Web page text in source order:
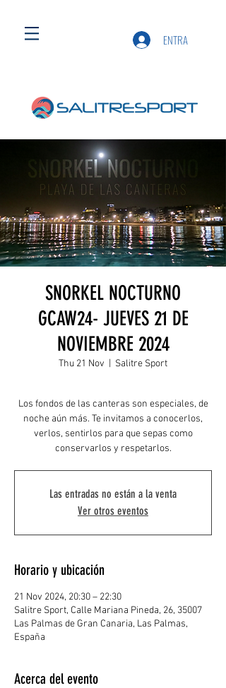
ENTRA
SNORKEL NOCTURNO
GCAW24- JUEVES 21 DE
NOVIEMBRE 2024
Thu 21 Nov Salitre Sport
Los fondos de las canteras son especiales, de
noche aún más. Te invitamos a conocerlos,
verlos, sentirlos para que sepas como
conservarlos y respetarlos.
Las entradas no están a la venta
Ver otros eventos
Horario y ubicación
21 Nov 2024, 20:30 – 22:30
Salitre Sport, Calle Mariana Pineda, 26, 35007
Las Palmas de Gran Canaria, Las Palmas,
España
Acerca del evento